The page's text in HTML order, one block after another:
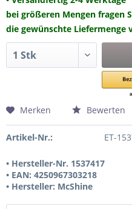
bei größeren Mengen fragen
die gewünschte Liefermenge
Merken Bewerten
Artikel-Nr.: ET-
• Hersteller-Nr. 1537417
• EAN: 4250967303218
• Hersteller: McShine